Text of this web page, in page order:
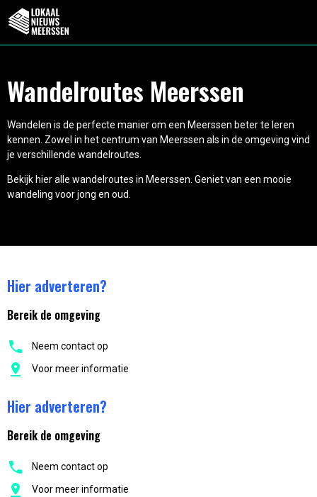
Wandelroutes Meerssen
Wandelen is de perfecte manier om een Meerssen beter te leren
kennen. Zowel in het centrum van Meerssen als in de omgeving vind
je verschillende wandelroutes.
Bekijk hier alle wandelroutes in Meerssen. Geniet van een mooie
wandeling voor jong en oud.
Hier adverteren?
Bereik de omgeving
Neem contact op
Voor meer informatie
Hier adverteren?
Bereik de omgeving
Neem contact op
Voor meer informatie